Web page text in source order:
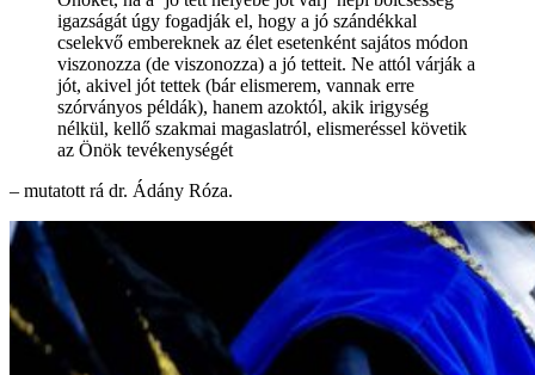
igazságát úgy fogadják el, hogy a jó szándékkal
cselekvő embereknek az élet esetenként sajátos módon
viszonozza (de viszonozza) a jó tetteit. Ne attól várják a
jót, akivel jót tettek (bár elismerem, vannak erre
szórványos példák), hanem azoktól, akik irigység
nélkül, kellő szakmai magaslatról, elismeréssel követik
az Önök tevékenységét
– mutatott rá dr. Ádány Róza.